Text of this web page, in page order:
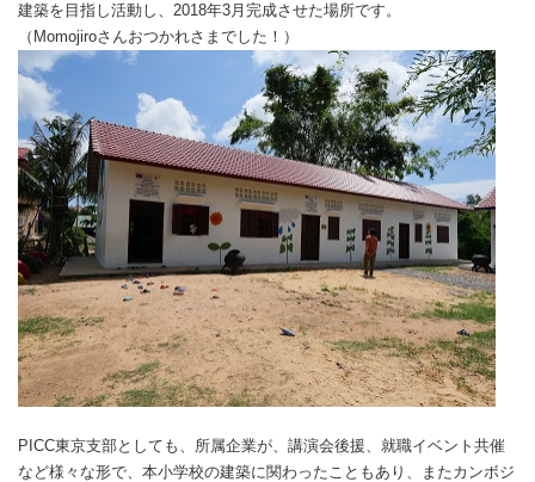
建築を目指し活動し、2018年3月完成させた場所です。
（Momojiroさんおつかれさまでした！）
PICC東京支部としても、所属企業が、講演会後援、就職イベント共催
など様々な形で、本小学校の建築に関わったこともあり、またカンボジ